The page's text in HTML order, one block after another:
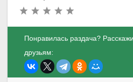
Понравилась раздача?
друзьям: